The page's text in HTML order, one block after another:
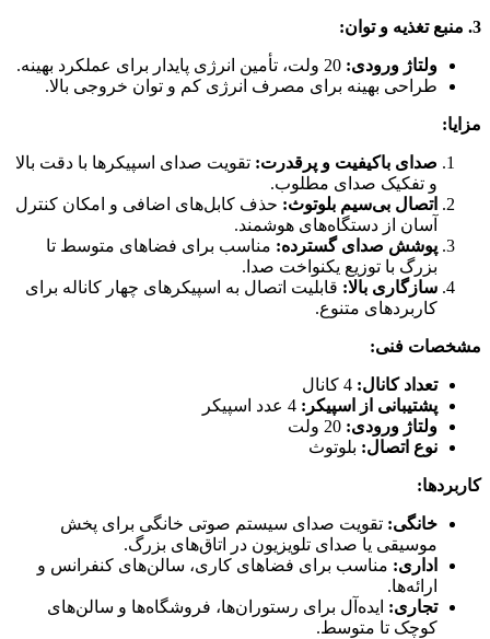
3. منبع تغذیه و توان:
ولتاژ ورودی:
طراحی بهینه برای مصرف انرژی کم و توان خروجی بالا.
مزایا:
صدای باکیفیت و پرقدرت: تقویت صدای اسپیکرها با دقت بالا
و تفکیک صدای مطلوب.
اتصال بی‌سیم بلوتوث: حذف کابل‌های اضافی و امکان کنترل
آسان از دستگاه‌های هوشمند.
پوشش صدای گسترده: مناسب برای فضاهای متوسط تا
بزرگ با توزیع یکنواخت صدا.
سازگاری بالا: قابلیت اتصال به اسپیکرهای چهار کاناله برای
کاربردهای متنوع.
مشخصات فنی:
تعداد کانال:
پشتیبانی از اسپیکر:
ولتاژ ورودی:
نوع اتصال: بلوتوث
کاربردها:
خانگی: تقویت صدای سیستم صوتی خانگی برای پخش
موسیقی یا صدای تلویزیون در اتاق‌های بزرگ.
اداری: مناسب برای فضاهای کاری، سالن‌های کنفرانس و
ارائه‌ها.
تجاری: ایده‌آل برای رستوران‌ها، فروشگاه‌ها و سالن‌های
کوچک تا متوسط.